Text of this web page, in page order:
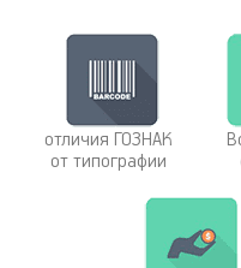
отличия ГОЗНАК
от типографии